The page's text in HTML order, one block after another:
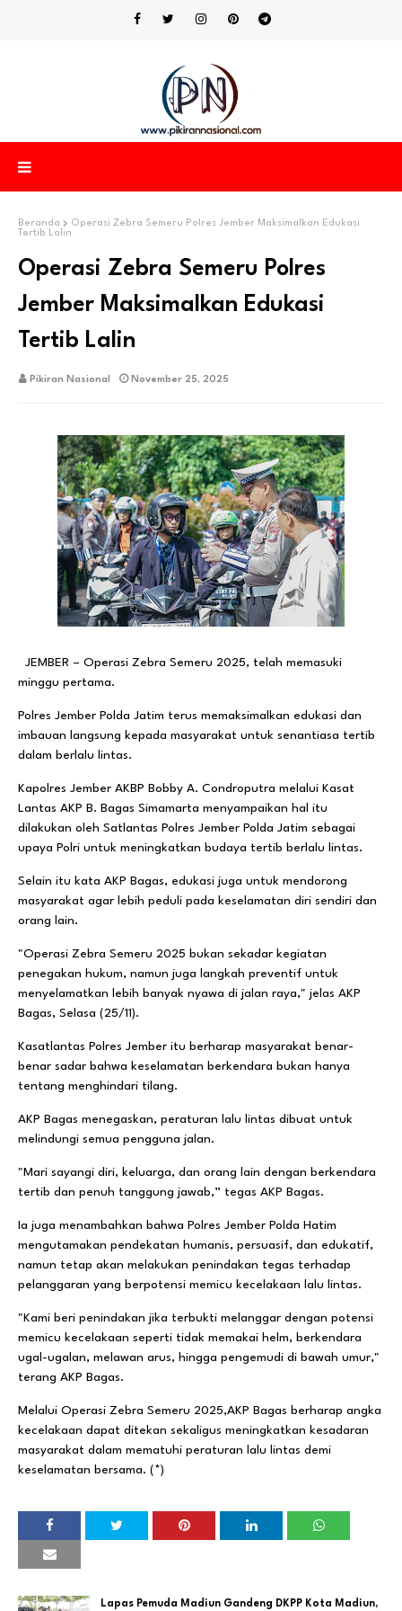
Beranda
Operasi Zebra Semeru Polres Jember Maksimalkan Edukasi
Tertib Lalin
Operasi Zebra Semeru Polres
Jember Maksimalkan Edukasi
Tertib Lalin
Pikiran Nasional November 25, 2025
JEMBER – Operasi Zebra Semeru 2025, telah memasuki
minggu pertama.
Polres Jember Polda Jatim terus memaksimalkan edukasi dan
imbauan langsung kepada masyarakat untuk senantiasa tertib
dalam berlalu lintas.
Kapolres Jember AKBP Bobby A. Condroputra melalui Kasat
Lantas AKP B. Bagas Simamarta menyampaikan hal itu
dilakukan oleh Satlantas Polres Jember Polda Jatim sebagai
upaya Polri untuk meningkatkan budaya tertib berlalu lintas.
Selain itu kata AKP Bagas, edukasi juga untuk mendorong
masyarakat agar lebih peduli pada keselamatan diri sendiri dan
orang lain.
"Operasi Zebra Semeru 2025 bukan sekadar kegiatan
penegakan hukum, namun juga langkah preventif untuk
menyelamatkan lebih banyak nyawa di jalan raya," jelas AKP
Bagas, Selasa (25/11).
Kasatlantas Polres Jember itu berharap masyarakat benar-
benar sadar bahwa keselamatan berkendara bukan hanya
tentang menghindari tilang.
AKP Bagas menegaskan, peraturan lalu lintas dibuat untuk
melindungi semua pengguna jalan.
"Mari sayangi diri, keluarga, dan orang lain dengan berkendara
tertib dan penuh tanggung jawab,” tegas AKP Bagas.
Ia juga menambahkan bahwa Polres Jember Polda Hatim
mengutamakan pendekatan humanis, persuasif, dan edukatif,
namun tetap akan melakukan penindakan tegas terhadap
pelanggaran yang berpotensi memicu kecelakaan lalu lintas.
"Kami beri penindakan jika terbukti melanggar dengan potensi
memicu kecelakaan seperti tidak memakai helm, berkendara
ugal-ugalan, melawan arus, hingga pengemudi di bawah umur,"
terang AKP Bagas.
Melalui Operasi Zebra Semeru 2025,AKP Bagas berharap angka
kecelakaan dapat ditekan sekaligus meningkatkan kesadaran
masyarakat dalam mematuhi peraturan lalu lintas demi
keselamatan bersama. (*)
Lapas Pemuda Madiun Gandeng DKPP Kota Madiun,